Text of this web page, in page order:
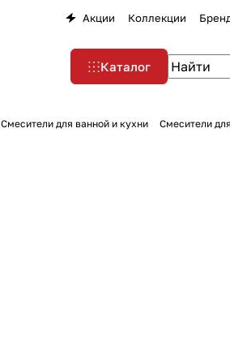
Акции Коллекции
Каталог
Смесители для ванной и кухни Смесители